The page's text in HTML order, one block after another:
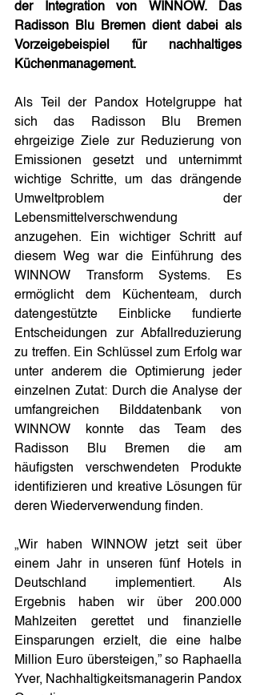
der Integration von WINNOW. Das
Radisson Blu Bremen dient dabei als
Vorzeigebeispiel für nachhaltiges
Küchenmanagement.
Als Teil der Pandox Hotelgruppe hat
sich das Radisson Blu Bremen
ehrgeizige Ziele zur Reduzierung von
Emissionen gesetzt und unternimmt
wichtige Schritte, um das drängende
Umweltproblem der
Lebensmittelverschwendung
anzugehen. Ein wichtiger Schritt auf
diesem Weg war die Einführung des
WINNOW Transform Systems. Es
ermöglicht dem Küchenteam, durch
datengestützte Einblicke fundierte
Entscheidungen zur Abfallreduzierung
zu treffen. Ein Schlüssel zum Erfolg war
unter anderem die Optimierung jeder
einzelnen Zutat: Durch die Analyse der
umfangreichen Bilddatenbank von
WINNOW konnte das Team des
Radisson Blu Bremen die am
häufigsten verschwendeten Produkte
identifizieren und kreative Lösungen für
deren Wiederverwendung finden.
„Wir haben WINNOW jetzt seit über
einem Jahr in unseren fünf Hotels in
Deutschland implementiert. Als
Ergebnis haben wir über 200.000
Mahlzeiten gerettet und finanzielle
Einsparungen erzielt, die eine halbe
Million Euro übersteigen,” so Raphaella
Yver, Nachhaltigkeitsmanagerin Pandox